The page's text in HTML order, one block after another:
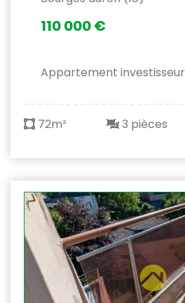
110 000 €
Appartement investisseur
72m² 3 pièces